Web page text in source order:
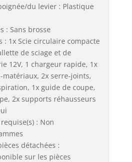
du levier : Plastique
: Sans brosse
: 1x Scie circulaire compacte
de sciage et de
12V, 1 chargeur rapide, 1x
2x serre-joints,
1x guide de coupe,
2x supports réhausseurs
: Non
détachées :
sur les pièces